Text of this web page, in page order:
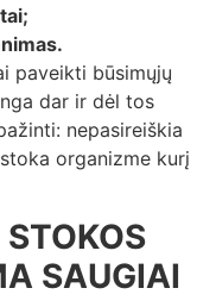
paveikti būsimųjų
dar ir dėl tos
nepasireiškia
organizme kurį
SAUGIAI